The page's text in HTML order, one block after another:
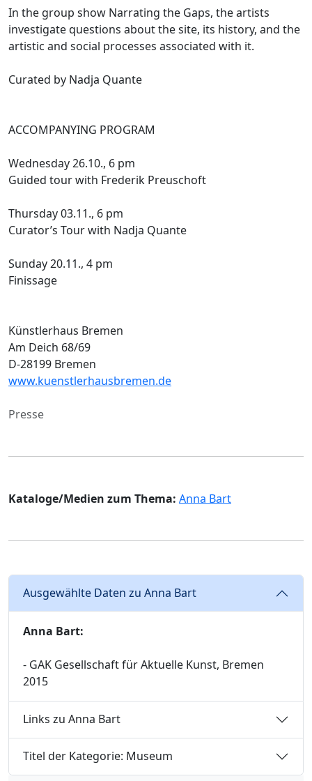
In the group show Narrating the Gaps, the artists
investigate questions about the site, its history, and the
artistic and social processes associated with it.
Curated by Nadja Quante
ACCOMPANYING PROGRAM
Wednesday 26.10., 6 pm
Guided tour with Frederik Preuschoft
Thursday 03.11., 6 pm
Curator’s Tour with Nadja Quante
Sunday 20.11., 4 pm
Finissage
Künstlerhaus Bremen
Am Deich 68/69
D-28199 Bremen
www.kuenstlerhausbremen.de
Presse
Kataloge/Medien zum Thema: Anna Bart
Ausgewählte Daten zu Anna Bart
Anna Bart:
- GAK Gesellschaft für Aktuelle Kunst, Bremen
2015
Links zu Anna Bart
Titel der Kategorie: Museum